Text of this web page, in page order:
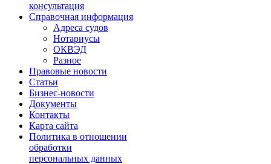
консультация
Справочная информация
Адреса судов
Нотариусы
ОКВЭД
Разное
Правовые новости
Статьи
Бизнес-новости
Документы
Контакты
Карта сайта
Политика в отношении
обработки
персональных данных